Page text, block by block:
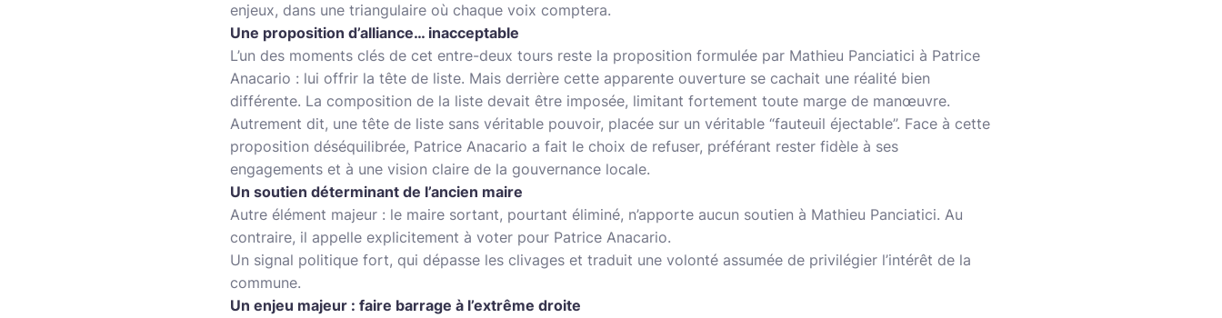
enjeux, dans une triangulaire où chaque voix comptera.
Une proposition d’alliance… inacceptable
L’un des moments clés de cet entre-deux tours reste la proposition formulée par Mathieu Panciatici à Patrice
Anacario : lui offrir la tête de liste. Mais derrière cette apparente ouverture se cachait une réalité bien
différente. La composition de la liste devait être imposée, limitant fortement toute marge de manœuvre.
Autrement dit, une tête de liste sans véritable pouvoir, placée sur un véritable “fauteuil éjectable”. Face à cette
proposition déséquilibrée, Patrice Anacario a fait le choix de refuser, préférant rester fidèle à ses
engagements et à une vision claire de la gouvernance locale.
Un soutien déterminant de l’ancien maire
Autre élément majeur : le maire sortant, pourtant éliminé, n’apporte aucun soutien à Mathieu Panciatici. Au
contraire, il appelle explicitement à voter pour Patrice Anacario.
Un signal politique fort, qui dépasse les clivages et traduit une volonté assumée de privilégier l’intérêt de la
commune.
Un enjeu majeur : faire barrage à l’extrême droite